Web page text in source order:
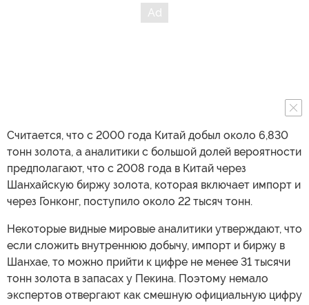
Считается, что с 2000 года Китай добыл около 6,830
тонн золота, а аналитики с большой долей вероятности
предполагают, что с 2008 года в Китай через
Шанхайскую биржу золота, которая включает импорт и
через Гонконг, поступило около 22 тысяч тонн.
Некоторые видные мировые аналитики утверждают, что
если сложить внутреннюю добычу, импорт и биржу в
Шанхае, то можно прийти к цифре не менее 31 тысячи
тонн золота в запасах у Пекина. Поэтому немало
экспертов отвергают как смешную официальную цифру